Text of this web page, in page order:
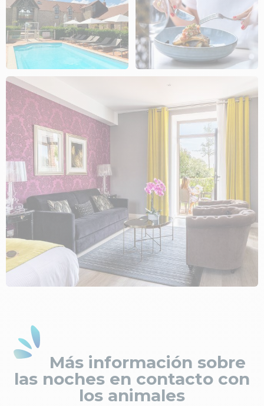
Más información sobre
las noches en contacto con
los animales